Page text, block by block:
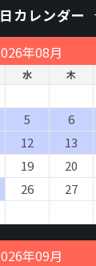
の開示等お
社が保有する開示
訂正・追加また
供の 停止（「開
開示の手続き 」を
るにあたって
に必要な情報を入
入力してください
そ の他の連絡がう
電子メールアド
、または弊社サ
。
カレンダー
年08月
水 木
5 6
12 13
19 20
26 27
年09月